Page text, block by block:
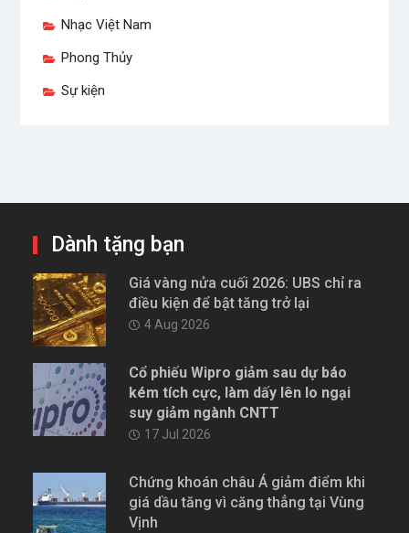
Nhạc Việt Nam
Phong Thủy
Sự kiện
Dành tặng bạn
Giá vàng nửa cuối 2026: UBS chỉ ra
điều kiện để bật tăng trở lại
4 Aug 2026
Cổ phiếu Wipro giảm sau dự báo
kém tích cực, làm dấy lên lo ngại
suy giảm ngành CNTT
17 Jul 2026
Chứng khoán châu Á giảm điểm khi
giá dầu tăng vì căng thẳng tại Vùng
Vịnh